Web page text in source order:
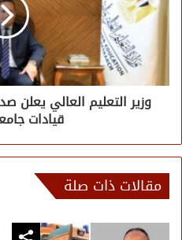
وزير التعليم العالي يعلن
قيادات
مقالات ذات صلة